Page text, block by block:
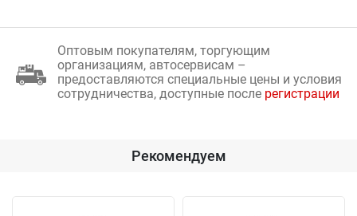
Оптовым покупателям, торгующим
организациям, автосервисам –
предоставляются специальные цены и условия
сотрудничества, доступные после регистрации
Рекомендуем